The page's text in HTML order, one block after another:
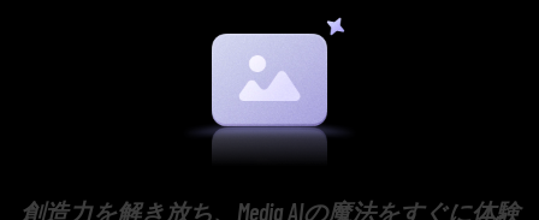
創造力を解き放ち、Media AIの魔法をすぐに体験